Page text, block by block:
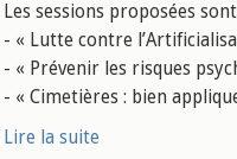
Les sessions proposées
- « Lutte contre
- « Prévenir les risques
- « Cimetières : bien
Lire la suite